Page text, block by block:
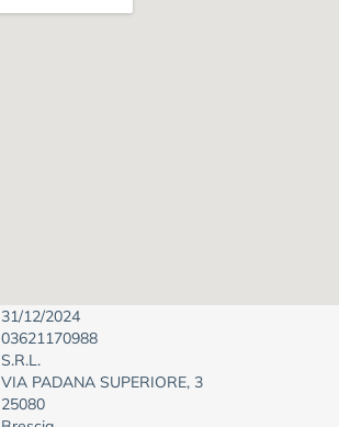
31/12/2024
03621170988
S.R.L.
VIA PADANA SUPERIORE, 3
25080